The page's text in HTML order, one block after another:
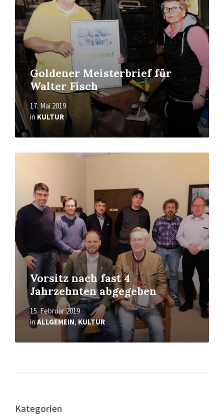
Goldener Meisterbrief für
Walter Fisch
17. Mai 2019
in KULTUR
Vorsitz nach fast 4
Jahrzehnten abgegeben
15. Februar 2019
inALLGEMEIN, KULTUR
Mehr
Kategorien